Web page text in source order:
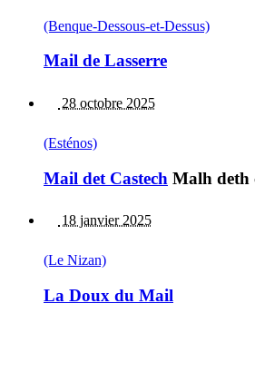
(Benque-Dessous-et-Dessus)
Mail de Lasserre
28 octobre 2025
(Esténos)
Mail det Castech Malh deth
18 janvier 2025
(Le Nizan)
La Doux du Mail